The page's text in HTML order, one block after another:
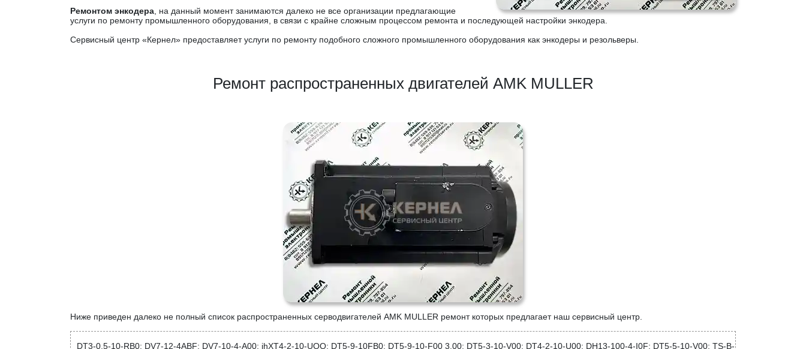
Ремонтом энкодера , на данный момент занимаются далеко не все организации предлагающие
услуги по ремонту промышленного оборудования, в связи с крайне сложным процессом ремонта и последующей настройки энкодера.
Сервисный центр «Кернел» предоставляет услуги по ремонту подобного сложного промышленного оборудования как энкодеры и резольверы.
Ремонт распространенных двигателей AMK MULLER
Ниже приведен далеко не полный список распространенных серводвигателей AMK MULLER ремонт которых предлагает наш сервисный центр.
DT3-0.5-10-RB0; DV7-12-4ABF; DV7-10-4-A00; ihXT4-2-10-UOO; DT5-9-10FB0; DT5-9-10-F00 3.00; DT5-3-10-V00; DT4-2-10-U00; DH13-100-4-I0F; DT5-5-10-V00; TS-B-